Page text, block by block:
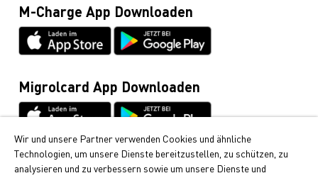
Allgemeine Anfragen / Rund ums Fahrzeug
044 495 11 11
M-Charge App Downloaden
Migrolcard App Downloaden
Cumulus
Wir und unsere Partner verwenden Cookies und ähnliche
Technologien, um unsere Dienste bereitzustellen, zu schützen, zu
analysieren und zu verbessern sowie um unsere Dienste und